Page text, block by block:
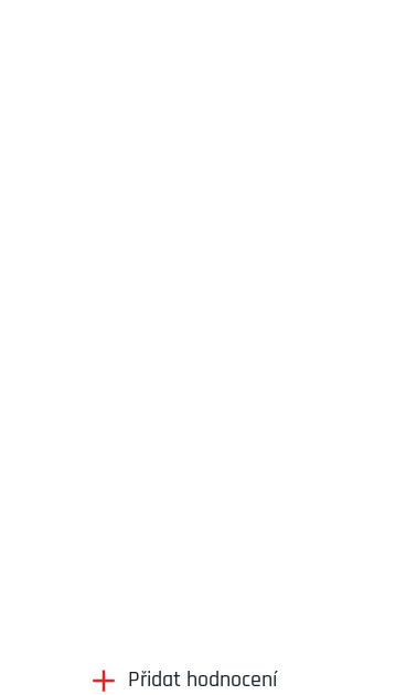
Přidat hodnocení